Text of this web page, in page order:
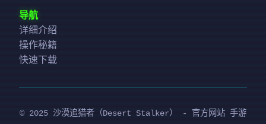
导航
详细介绍
操作秘籍
快速下载
© 2025 沙漠追猎者（Desert Stalker） - 官方网站 手游